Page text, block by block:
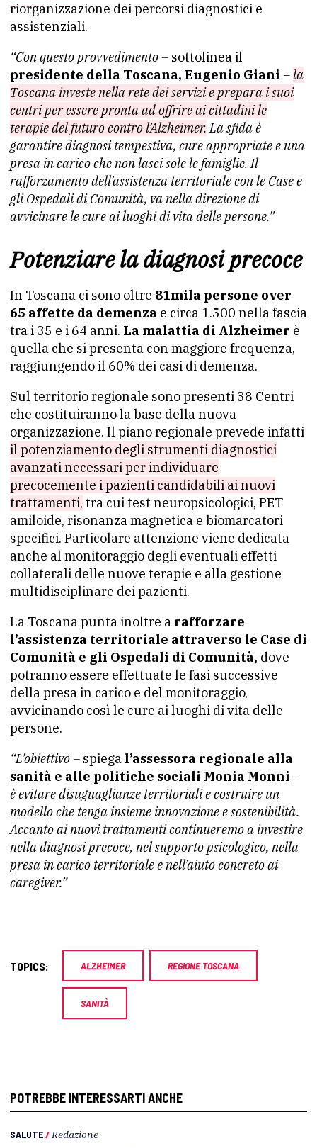
riorganizzazione dei percorsi diagnostici e
assistenziali.
“Con questo provvedimento – sottolinea il
presidente della Toscana, Eugenio Giani –la
Toscana investe nella rete dei servizi e prepara i suoi
centri per essere pronta ad offrire ai cittadini le
terapie del futuro contro l’Alzheimer.La sfida è
garantire diagnosi tempestiva, cure appropriate e una
presa in carico che non lasci sole le famiglie. Il
rafforzamento dell’assistenza territoriale con le Case e
gli Ospedali di Comunità, va nella direzione di
avvicinare le cure ai luoghi di vita delle persone.”
Potenziare la diagnosi precoce
In Toscana ci sono oltre 81mila persone over
65 affette da demenza e circa 1.500 nella fascia
tra i 35 e i 64 anni. La malattia di Alzheimer è
quella che si presenta con maggiore frequenza,
raggiungendo il 60% dei casi di demenza.
Sul territorio regionale sono presenti 38 Centri
che costituiranno la base della nuova
organizzazione. Il piano regionale prevede infatti
il potenziamento degli strumenti diagnostici
avanzati necessari per individuare
precocemente i pazienti candidabili ai nuovi
trattamenti, tra cui test neuropsicologici, PET
amiloide, risonanza magnetica e biomarcatori
specifici. Particolare attenzione viene dedicata
anche al monitoraggio degli eventuali effetti
collaterali delle nuove terapie e alla gestione
multidisciplinare dei pazienti.
La Toscana punta inoltre a rafforzare
l’assistenza territoriale attraverso le Case di
Comunità e gli Ospedali di Comunità, dove
potranno essere effettuate le fasi successive
della presa in carico e del monitoraggio,
avvicinando così le cure ai luoghi di vita delle
persone.
“L’obiettivo – spiega l’assessora regionale alla
sanità e alle politiche sociali Monia Monni –
è evitare disuguaglianze territoriali e costruire un
modello che tenga insieme innovazione e sostenibilità.
Accanto ai nuovi trattamenti continueremo a investire
nella diagnosi precoce, nel supporto psicologico, nella
presa in carico territoriale e nell’aiuto concreto ai
caregiver.”
TOPICS: ALZHEIMER REGIONE TOSCANA
SANITÀ
POTREBBE INTERESSARTI ANCHE
SALUTE/ Redazione